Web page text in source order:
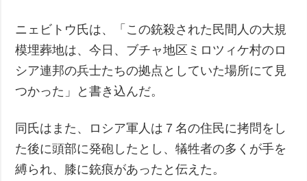
インタビュー
写真
動画
フォトバンク
ニェビトウ氏は、「この銃殺された民間人の大規
模埋葬地は、今日、ブチャ地区ミロツィケ村のロ
シア連邦の兵士たちの拠点としていた場所にて見
つかった」と書き込んだ。
同氏はまた、ロシア軍人は７名の住民に拷問をし
た後に頭部に発砲したとし、犠牲者の多くが手を
縛られ、膝に銃痕があったと伝えた。